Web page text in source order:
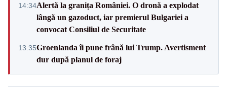
14:34Alertă la granița României. O dronă a explodat
lângă un gazoduct, iar premierul Bulgariei a
convocat Consiliul de Securitate
13:35Groenlanda îi pune frână lui Trump. Avertisment
dur după planul de foraj